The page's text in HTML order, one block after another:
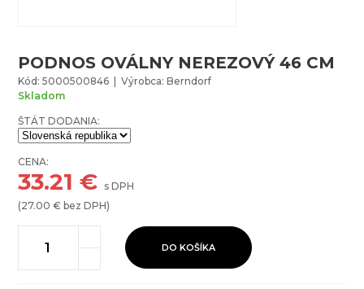
PODNOS OVÁLNY NEREZOVÝ 46 CM
Kód: 5000500846 | Výrobca: Berndorf
Skladom
ŠTÁT DODANIA:
CENA:
33.21 € s DPH
(27.00 € bez DPH)
DO KOŠÍKA